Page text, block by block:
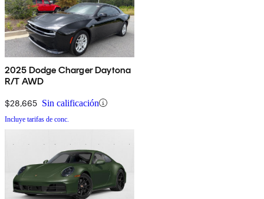
2025 Dodge Charger Daytona
R/T AWD
$28,665 Sin calificación
Incluye tarifas de conc.